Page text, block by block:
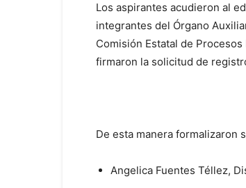
Los aspirantes acudieron al
integrantes del Órgano
Comisión Estatal de
firmaron la solicitud de
De esta manera formalizaron
Angelica Fuentes Téllez,